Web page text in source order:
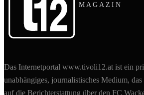
MAGAZIN
Das Internetportal www.tivoli12.at ist ein
unabhängiges, journalistisches Medium,
auf die Berichterstattung über den FC